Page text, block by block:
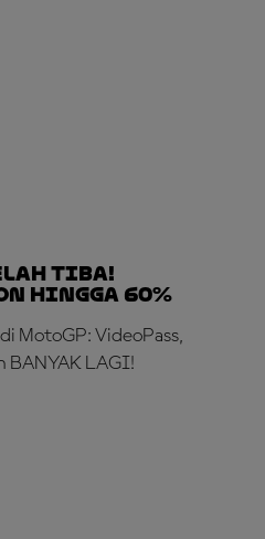
TIBA!
hingga 60%
MotoGP: VideoPass,
BANYAK LAGI!